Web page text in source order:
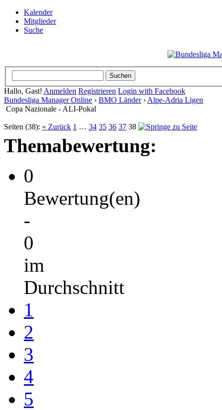
Kalender
Mitglieder
Suche
Hallo, Gast! Anmelden Registrieren Login with Facebook
Bundesliga Manager Online › BMO Länder› Alpe-Adria Ligen
Copa Nazionale - ALI-Pokal
Seiten (38): « Zurück 1 … 34 35 36 37 38
Themabewertung:
0
Bewertung(en)
-
0
im
Durchschnitt
1
2
3
4
5